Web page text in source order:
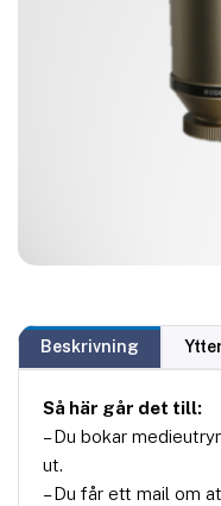
Beskrivning
Så här går det till:
– Du bokar
ut.
– Du får ett mail om